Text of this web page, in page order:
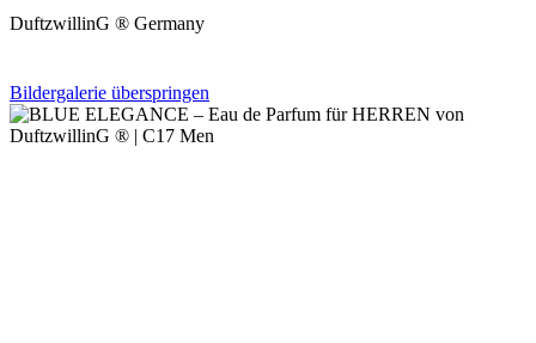
DuftzwillinG ® Germany
Bildergalerie überspringen